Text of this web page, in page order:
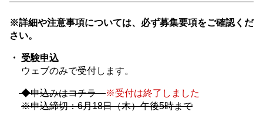
※詳細や注意事項については、必ず募集要項をご確認くだ
さい。
・ 受験申込
ウェブのみで受付します。
◆申込みはコチラ※受付は終了しました
※申込締切：6月18日（木）午後5時まで